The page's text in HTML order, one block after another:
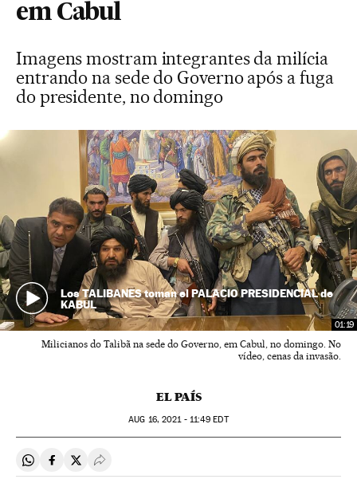
em Cabul
Imagens mostram integrantes da milícia
entrando na sede do Governo após a fuga
do presidente, no domingo
01:19
Los TALIBANES toman el PALACIO PRESIDENCIAL de
KABUL
Milicianos do Talibã na sede do Governo, em Cabul, no domingo. No
vídeo, cenas da invasão.
EL PAÍS
AUG 16, 2021 - 11:49 EDT
Compartir en Whatsapp
Compartir en Facebook
Compartir en Twitter
Desplegar Redes Sociales